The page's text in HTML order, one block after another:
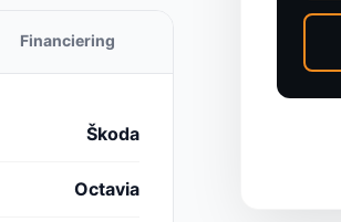
Financiering
Škoda
Octavia